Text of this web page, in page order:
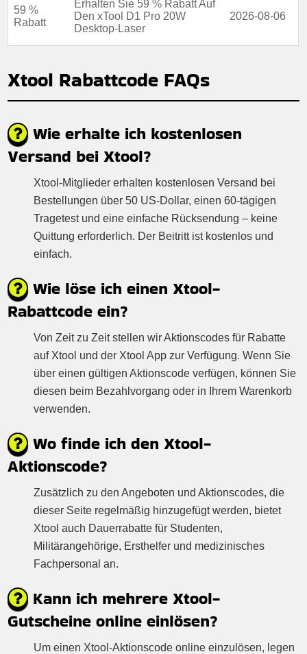
59 %
Rabatt
Erhalten Sie 59 % Rabatt Auf
Den xTool D1 Pro 20W
Desktop-Laser
2026-08-06
Xtool Rabattcode FAQs
Wie erhalte ich kostenlosen
Versand bei Xtool?
Xtool-Mitglieder erhalten kostenlosen Versand bei
Bestellungen über 50 US-Dollar, einen 60-tägigen
Tragetest und eine einfache Rücksendung – keine
Quittung erforderlich. Der Beitritt ist kostenlos und
einfach.
Wie löse ich einen Xtool-
Rabattcode ein?
Von Zeit zu Zeit stellen wir Aktionscodes für Rabatte
auf Xtool und der Xtool App zur Verfügung. Wenn Sie
über einen gültigen Aktionscode verfügen, können Sie
diesen beim Bezahlvorgang oder in Ihrem Warenkorb
verwenden.
Wo finde ich den Xtool-
Aktionscode?
Zusätzlich zu den Angeboten und Aktionscodes, die
dieser Seite regelmäßig hinzugefügt werden, bietet
Xtool auch Dauerrabatte für Studenten,
Militärangehörige, Ersthelfer und medizinisches
Fachpersonal an.
Kann ich mehrere Xtool-
Gutscheine online einlösen?
Um einen Xtool-Aktionscode online einzulösen, legen